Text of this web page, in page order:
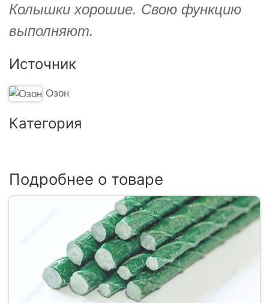
Колышки хорошие. Свою функцию
выполняют.
Источник
Озон
Категория
Подробнее о товаре